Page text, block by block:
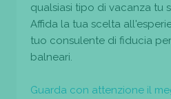
qualsiasi tipo di vacanza tu
Affida la tua scelta
tuo consulente di fiducia
balneari.
Guarda con attenzione il